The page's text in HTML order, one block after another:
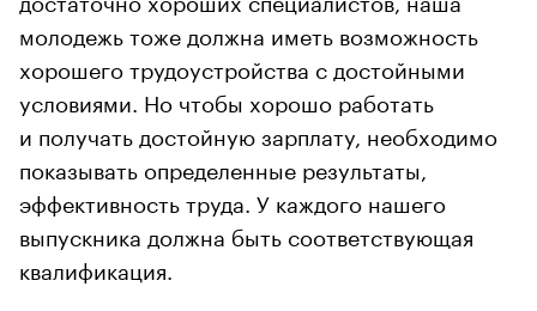
молодежь тоже должна иметь возможность
хорошего трудоустройства с достойными
условиями. Но чтобы хорошо работать
и получать достойную зарплату, необходимо
показывать определенные результаты,
эффективность труда. У каждого нашего
выпускника должна быть соответствующая
квалификация.